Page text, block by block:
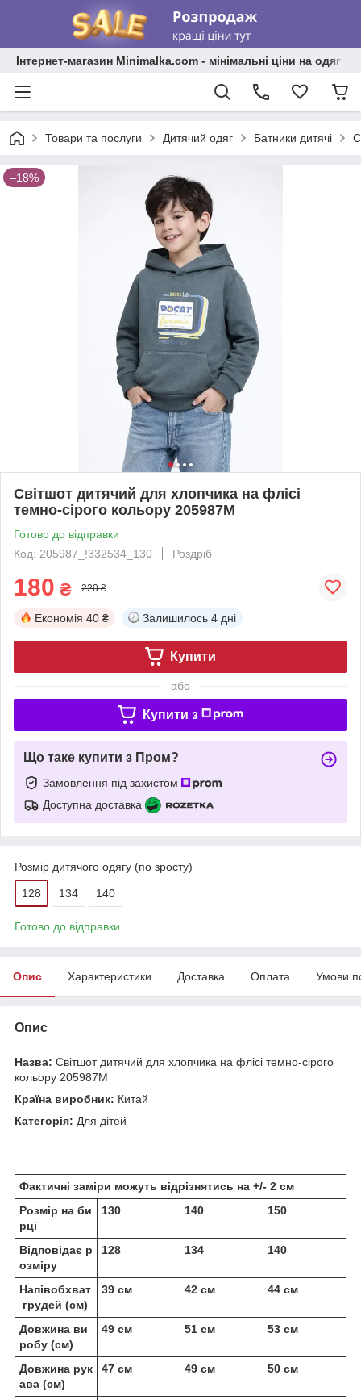
Інтернет-магазин Minimalka.com - мінімальні ціни на одяг
Товари та послуги Дитячий одяг Батники дитячі
–18%
Світшот дитячий для хлопчика на флісі
темно-сірого кольору 205987M
Готово до відправки
Код: 205987_!332534_130
Роздріб
180 ₴ 220 ₴
Економія 40 ₴ Залишилось 4 дні
Купити
або
Купити з
Що таке купити з Пром?
Замовлення під захистом
Доступна доставка
Розмір дитячого одягу (по зросту)
128 134 140
Готово до відправки
Опис Характеристики Доставка Оплата Умови
Опис
Назва: Світшот дитячий для хлопчика на флісі темно-сірого
кольору 205987M
Країна виробник: Китай
Категорія: Для дітей
Фактичні заміри можуть відрізнятись на +/- 2 см
Розмір на би
рці
130 140 150
Відповідає р
озміру
128 134 140
Напівобхват
грудей (см)
39 см 42 см 44 см
Довжина ви
робу (см)
49 см 51 см 53 см
Довжина рук
ава (см)
47 см 49 см 50 см